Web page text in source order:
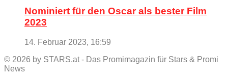
Nominiert für den Oscar als bester Film
2023
14. Februar 2023, 16:59
© 2026 by STARS.at - Das Promimagazin für Stars & Promi
News